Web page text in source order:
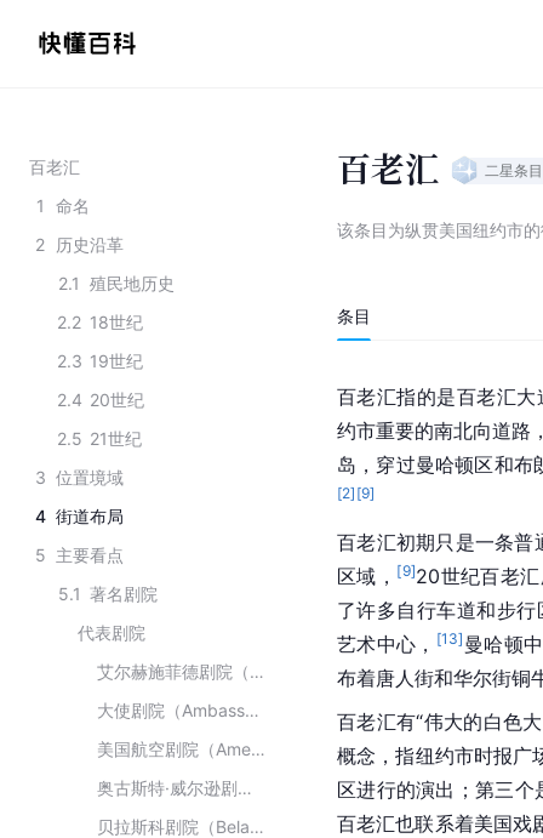
百老汇
1
命名
2
历史沿革
2.1 殖民地历史
2.2 18世纪
2.3 19世纪
2.4 20世纪
2.5 21世纪
3 位置境域
4 街道布局
5 主要看点
5.1 著名剧院
代表剧院
艾尔赫施菲德剧院（Al Hirschfeld Theatre）
大使剧院（Ambassador Theatre）
美国航空剧院（American Airlines Theatre）
奥古斯特·威尔逊剧院（August Wilson Theatre）
贝拉斯科剧院（Belasco Theatre）
百老汇 二星条目
该条目为纵贯美国纽约市
条目
百老汇指的是百老汇
约市重要的南北向道路
岛，穿过曼哈顿区和布
[2] [9]
百老汇初期只是一条普
区域， [9]20世纪百老
了许多自行车道和步行
艺术中心， [13] 曼哈顿
布着唐人街和华尔街铜
百老汇有“伟大的白色
概念，指纽约市时报广
区进行的演出；第三
百老汇也联系着美国戏